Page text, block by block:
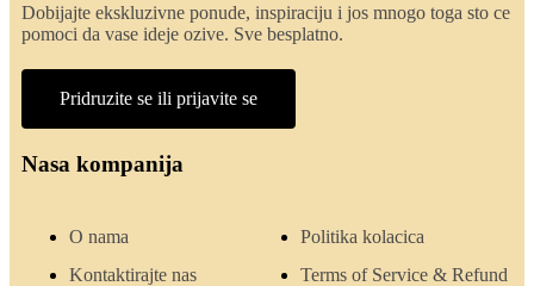
Dobijajte ekskluzivne ponude, inspiraciju i jos mnogo toga sto ce
pomoci da vase ideje ozive. Sve besplatno.
Pridruzite se ili prijavite se
Nasa kompanija
O nama
Kontaktirajte nas
Politika kolacica
Terms of Service & Refund